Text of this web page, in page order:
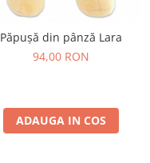
Păpușă din pânză Lara
94,00 RON
ADAUGA IN COS